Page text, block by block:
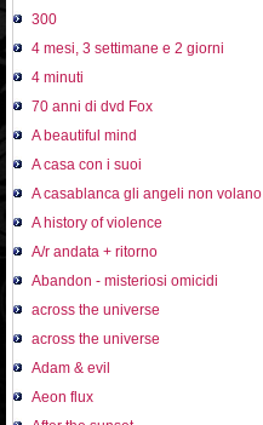
300
4 mesi, 3 settimane e 2 giorni
4 minuti
70 anni di dvd Fox
A beautiful mind
A casa con i suoi
A casablanca gli angeli non volano
A history of violence
A/r andata + ritorno
Abandon - misteriosi omicidi
across the universe
across the universe
Adam & evil
Aeon flux